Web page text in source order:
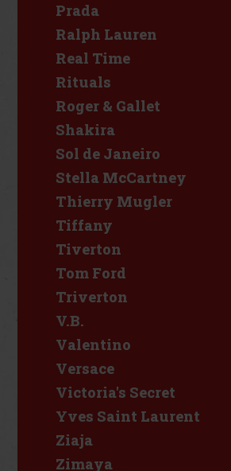
Prada
Ralph Lauren
Real Time
Rituals
Roger & Gallet
Shakira
Sol de Janeiro
Stella McCartney
Thierry Mugler
Tiffany
Tiverton
Tom Ford
Triverton
V.B.
Valentino
Versace
Victoria's Secret
Yves Saint Laurent
Ziaja
Zimaya